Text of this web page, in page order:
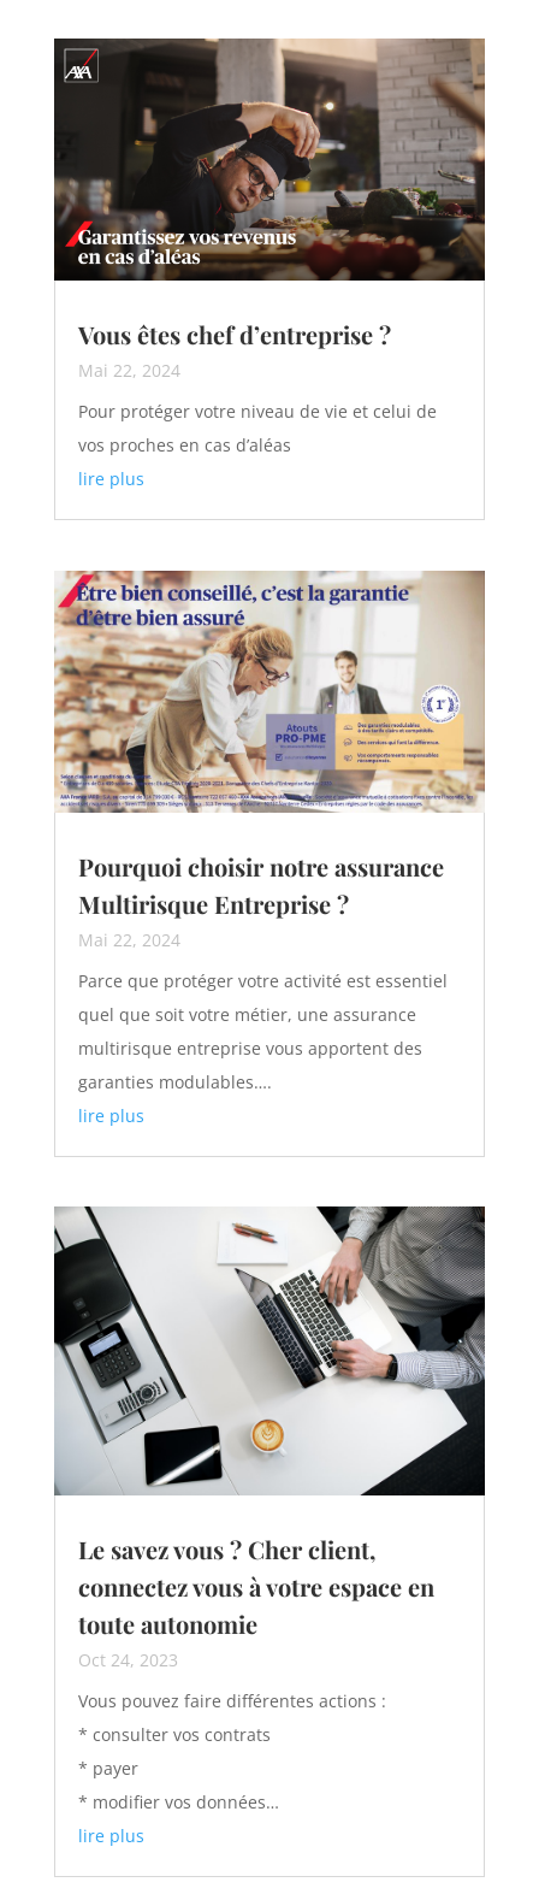
Vous êtes chef d’entreprise ?
Mai 22, 2024
Pour protéger votre niveau de vie et celui de
vos proches en cas d’aléas
lire plus
Pourquoi choisir notre assurance
Multirisque Entreprise ?
Mai 22, 2024
Parce que protéger votre activité est essentiel
quel que soit votre métier, une assurance
multirisque entreprise vous apportent des
garanties modulables….
lire plus
Le savez vous ? Cher client,
connectez vous à votre espace en
toute autonomie
Oct 24, 2023
Vous pouvez faire différentes actions :
* consulter vos contrats
* payer
* modifier vos données…
lire plus